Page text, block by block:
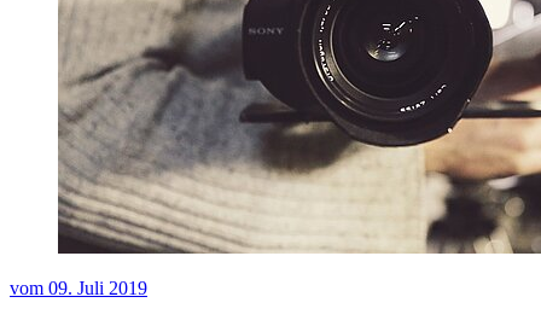
vom 09. Juli 2019